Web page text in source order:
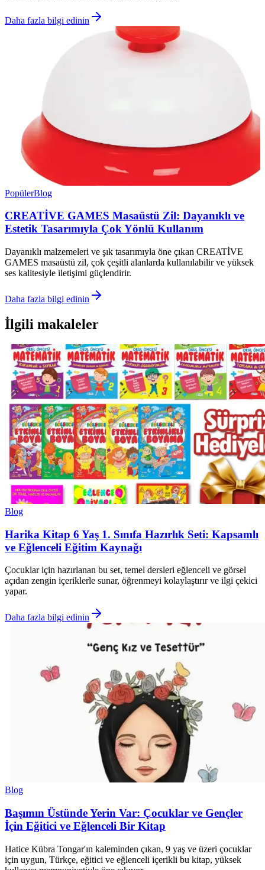
Daha fazla bilgi edinin
PopülerBlog
CREATİVE GAMES Masaüstü Zil: Dayanıklı ve
Estetik Tasarımıyla Çok Yönlü Kullanım
Dayanıklı malzemeleri ve şık tasarımıyla öne çıkan CREATİVE
GAMES masaüstü zil, çok çeşitli alanlarda kullanılabilir ve yüksek
ses kalitesiyle iletişimi güçlendirir.
Daha fazla bilgi edinin
İlgili makaleler
Blog
Harika Kitap 6 Yaş 1. Sınıfa Hazırlık Seti: Kapsamlı
ve Eğlenceli Eğitim Kaynağı
Çocuklar için hazırlanan bu set, temel dersleri eğlenceli ve görsel
açıdan zengin içeriklerle sunar, öğrenmeyi kolaylaştırır ve ilgi çekici
yapar.
Daha fazla bilgi edinin
Blog
Başımın Üstünde Yerin Var: Çocuklar ve Gençler
İçin Eğitici ve Eğlenceli Bir Kitap
Hatice Kübra Tongar'ın kaleminden çıkan, 9 yaş ve üzeri çocuklar
için uygun, Türkçe, eğitici ve eğlenceli içerikli bu kitap, yüksek